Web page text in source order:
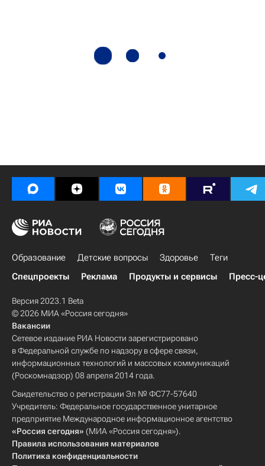
Образование Детские вопросы Здоровье
Теги
Спецпроекты
Реклама Продукты и сервисы Пресс-
Версия 2023.1 Beta
© 2026 МИА «Россия сегодня»
Вакансии
Сетевое издание РИА Новости зарегистрировано
в Федеральной службе по надзору в сфере связи,
информационных технологий и массовых коммуникаций
(Роскомнадзор) 08 апреля 2014 года.
Свидетельство о регистрации Эл № ФС77-57640
Учредитель: Федеральное государственное унитарное
предприятие Международное информационное агентство
«Россия сегодня» (МИА «Россия сегодня»).
Правила использования материалов
Политика конфиденциальности